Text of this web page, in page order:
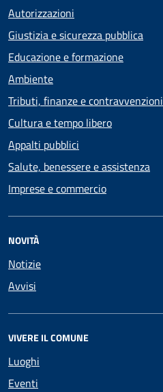
Autorizzazioni
Giustizia e sicurezza pubblica
Educazione e formazione
Ambiente
Tributi, finanze e contravvenzioni
Cultura e tempo libero
Appalti pubblici
Salute, benessere e assistenza
Imprese e commercio
NOVITÀ
Notizie
Avvisi
VIVERE IL COMUNE
Luoghi
Eventi